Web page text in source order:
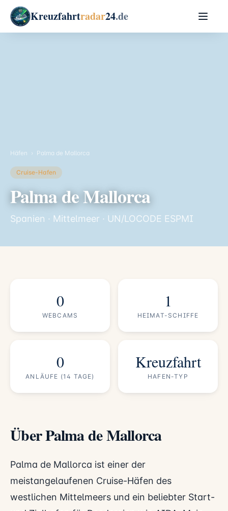
Kreuzfahrtradar24.de
Häfen › Palma de Mallorca
Cruise-Hafen
Palma de Mallorca
Spanien · Mittelmeer · UN/LOCODE ESPMI
0
WEBCAMS
1
HEIMAT-SCHIFFE
0
ANLÄUFE (14 TAGE)
Kreuzfahrt
HAFEN-TYP
Über Palma de Mallorca
Palma de Mallorca ist einer der
meistangelaufenen Cruise-Häfen des
westlichen Mittelmeers und ein beliebter Start-